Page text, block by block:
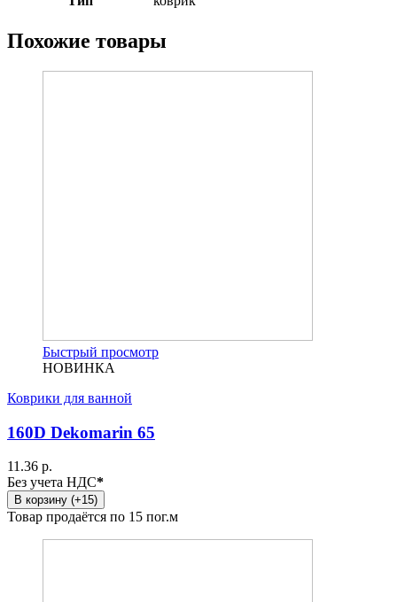
Похожие товары
Быстрый просмотр
НОВИНКА
Коврики для ванной
160D Dekomarin 65
11.36 р.
Без учета НДС*
В корзину (+15)
Товар продаётся по 15 пог.м